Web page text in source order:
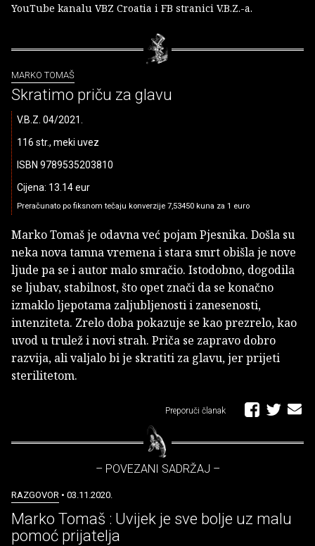
YouTube kanalu VBZ Croatia i FB stranici V.B.Z.-a.
MARKO TOMAŠ
Skratimo priču za glavu
V.B.Z. 04/2021.
116 str., meki uvez
ISBN 9789535203810
Cijena: 13.14 eur
Preračunato po fiksnom tečaju konverzije 7,53450 kuna za 1 euro
Marko Tomaš je odavna već pojam Pjesnika. Došla su
neka nova tamna vremena i stara smrt obišla je nove
ljude pa se i autor malo smračio. Istodobno, dogodila
se ljubav, stabilnost, što opet znači da se konačno
izmaklo ljepotama zaljubljenosti i zanesenosti,
intenziteta. Zrelo doba pokazuje se kao prezrelo, kao
uvod u trulež i novi strah. Priča se zapravo dobro
razvija, ali valjalo bi je skratiti za glavu, jer prijeti
sterilitetom.
Preporuči članak
– POVEZANI SADRŽAJ –
RAZGOVOR • 03.11.2020.
Marko Tomaš : Uvijek je sve bolje uz malu
pomoć prijatelja